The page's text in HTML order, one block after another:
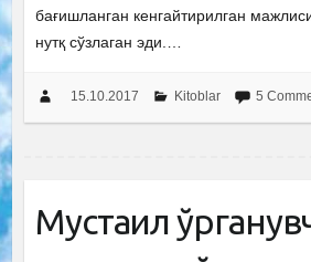
бағишланган кенгайтирилган
нутқ сўзлаган эди.…
15.10.2017 Kitoblar 5
Мустақил